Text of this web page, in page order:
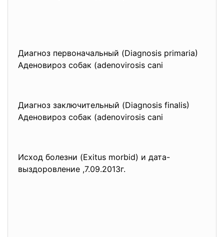
Диагноз первоначальный (Diagnosis primaria)
Аденовироз собак (adenovirosis cani
Диагноз заключительный (Diagnosis finalis)
Аденовироз собак (adenovirosis cani
Исход болезни (Exitus morbid) и дата-
выздоровление ,7.09.2013г.